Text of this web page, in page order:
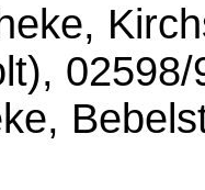
02598/